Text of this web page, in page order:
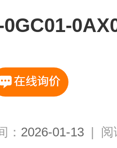
0GC01-
： 2026-01-13 | 阅